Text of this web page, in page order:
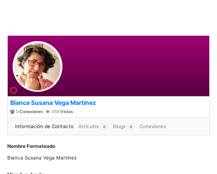
Blanca Susana Vega Martínez
Conexiones
0 Vistas
359
Información de Contacto Artículos 0 Blogs 0 Conexiones
Nombre Formateado
Blanca Susana Vega Martínez